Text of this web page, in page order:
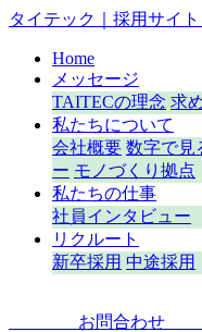
タイテック｜採用サイト
Home
メッセージ
TAITECの理念 求
私たちについて
会社概要 数字で見
ー モノづくり拠点
私たちの仕事
社員インタビュー
リクルート
新卒採用 中途採用
お問合わ